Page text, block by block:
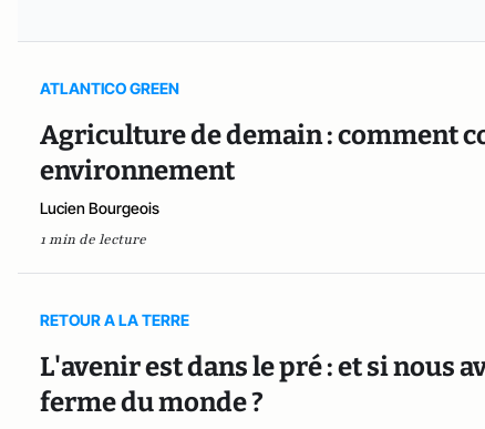
ATLANTICO GREEN
Agriculture de demain : comment
environnement
Lucien Bourgeois
1 min de lecture
RETOUR A LA TERRE
L'avenir est dans le pré : et si nous
ferme du monde ?